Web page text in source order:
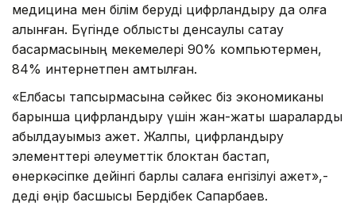
медицина мен білім беруді цифрландыру да қолға
алынған. Бүгінде облыстық денсаулық сақтау
басқармасының мекемелері 90% компьютермен,
84% интернетпен қамтылған.
«Елбасы тапсырмасына сәйкес біз экономиканы
барынша цифрландыру үшін жан-жақты шараларды
қабылдауымыз қажет. Жалпы, цифрландыру
элементтері әлеуметтік блоктан бастап,
өнеркәсіпке дейінгі барлық салаға енгізілуі қажет»,-
деді өңір басшысы Бердібек Сапарбаев.